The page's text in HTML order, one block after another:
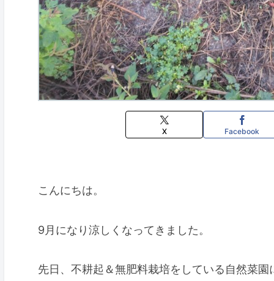
X Facebook
こんにちは。
9月になり涼しくなってきました。
先日、不耕起＆無肥料栽培をしている自然菜